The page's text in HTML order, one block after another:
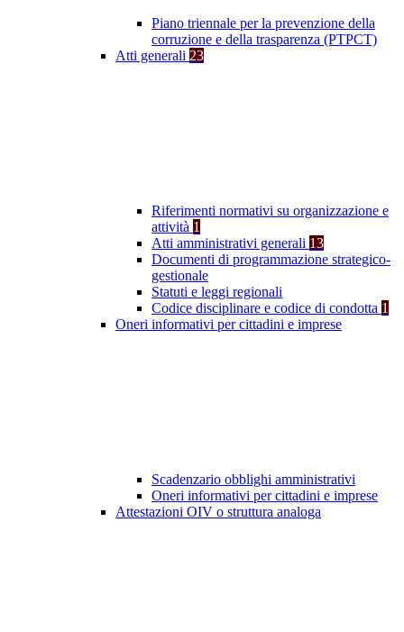
Piano triennale per la prevenzione della
corruzione e della trasparenza (PTPCT)
Atti generali 23
Riferimenti normativi su organizzazione e
attività 1
Atti amministrativi generali 13
Documenti di programmazione strategico-
gestionale
Statuti e leggi regionali
Codice disciplinare e codice di condotta 1
Oneri informativi per cittadini e imprese
Scadenzario obblighi amministrativi
Oneri informativi per cittadini e imprese
Attestazioni OIV o struttura analoga